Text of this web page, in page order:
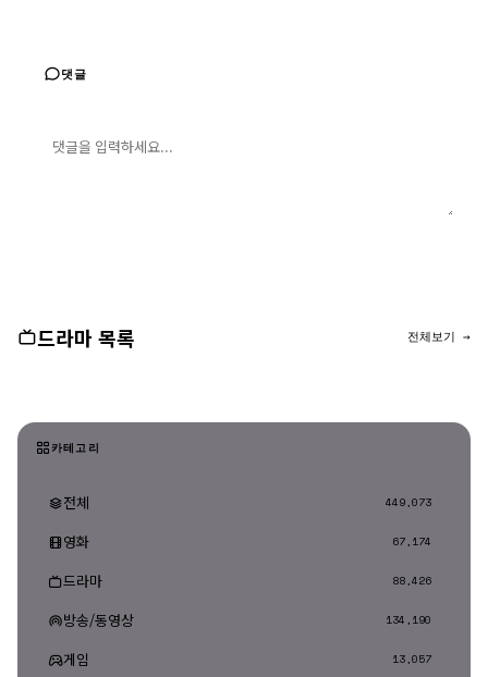
댓글
드라마 목록 전체보기 →
카테고리
전체 449,073
영화 67,174
드라마 88,426
방송/동영상 134,190
게임 13,057